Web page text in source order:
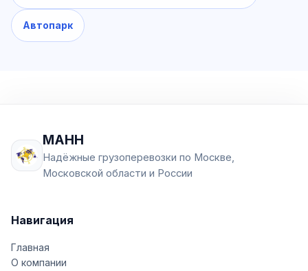
Автопарк
МАНН
Надёжные грузоперевозки по Москве,
Московской области и России
Навигация
Главная
О компании